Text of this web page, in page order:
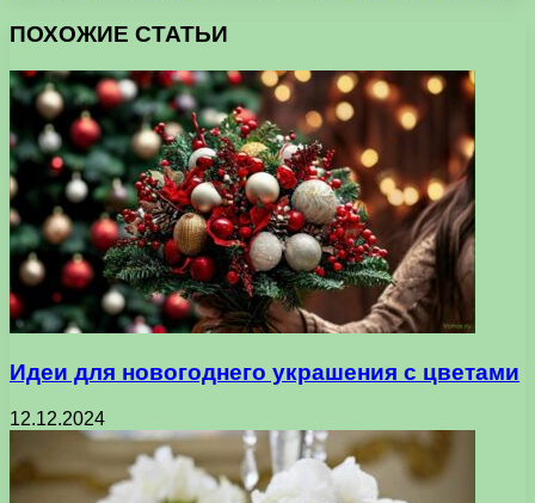
ПОХОЖИЕ СТАТЬИ
Идеи для новогоднего украшения с цветами
12.12.2024